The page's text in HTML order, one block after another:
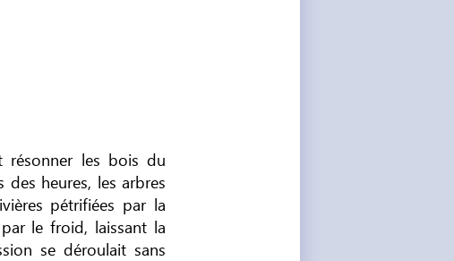
résonner les bois du
heures, les arbres
pétrifiées par la
le froid, laissant la
se déroulait sans